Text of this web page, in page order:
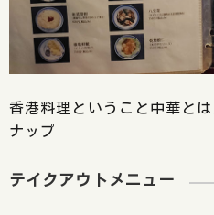
香港料理ということ中華と
ナップ
テイクアウトメニュー